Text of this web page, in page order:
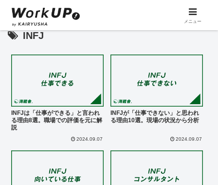
INFJ
INFJは「仕事ができる」と言われ
る理由8選。職場での評価を元に解
説
2024.09.07
INFJが「仕事できない」と思われ
る理由10選。現場の状況から分析
2024.09.07
メニュー